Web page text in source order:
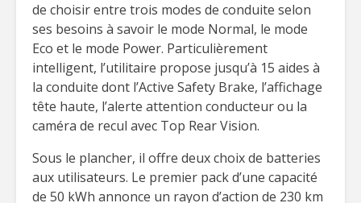
de choisir entre trois modes de conduite selon
ses besoins à savoir le mode Normal, le mode
Eco et le mode Power. Particulièrement
intelligent, l’utilitaire propose jusqu’à 15 aides à
la conduite dont l’Active Safety Brake, l’affichage
tête haute, l’alerte attention conducteur ou la
caméra de recul avec Top Rear Vision.
Sous le plancher, il offre deux choix de batteries
aux utilisateurs. Le premier pack d’une capacité
de 50 kWh annonce un rayon d’action de 230 km